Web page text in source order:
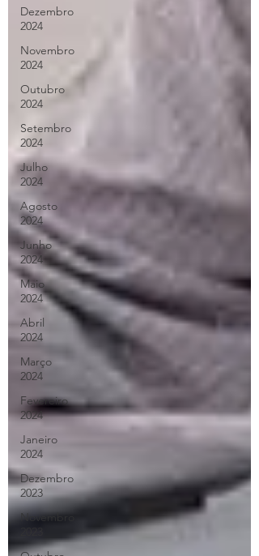
Dezembro
2024
Novembro
2024
Outubro
2024
Setembro
2024
Julho
2024
Agosto
2024
Junho
2024
Maio
2024
Abril
2024
Março
2024
Fevereiro
2024
Janeiro
2024
Dezembro
2023
Novembro